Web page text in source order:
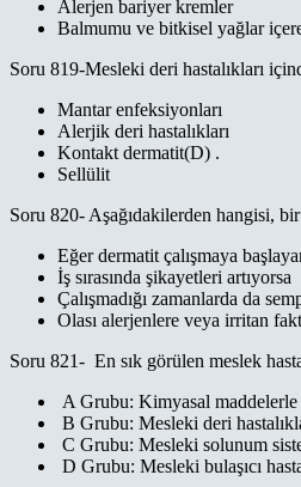
Alerjen bariyer kremler
Balmumu ve bitkisel yağlar
Soru 819-Mesleki deri hastalıkları
Mantar enfeksiyonları
Alerjik deri hastalıkları
Kontakt dermatit(D) .
Sellülit
Soru 820- Aşağıdakilerden hangisi,
Eğer dermatit çalışmaya
İş sırasında şikayetleri artıyorsa
Çalışmadığı zamanlarda da
Olası alerjenlere veya irritan
Soru 821- En sık görülen meslek
A Grubu: Kimyasal maddelerle
B Grubu: Mesleki deri
C Grubu: Mesleki solunum
D Grubu: Mesleki bulaşıcı